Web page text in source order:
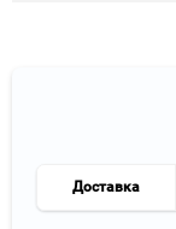
Доставка